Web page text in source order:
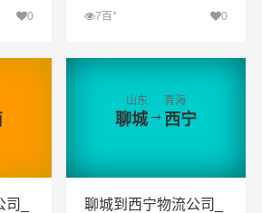
0 7百+ 0
查看详细
_
山东
聊城→
青海
西宁
聊城到西宁物流公司_